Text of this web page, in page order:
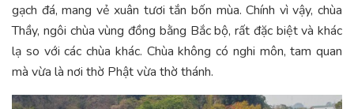
gạch đá, mang vẻ xuân tươi tắn bốn mùa. Chính vì vậy, chùa
Thầy, ngôi chùa vùng đồng bằng Bắc bộ, rất đặc biệt và khác
lạ so với các chùa khác. Chùa không có nghi môn, tam quan
mà vừa là nơi thờ Phật vừa thờ thánh.